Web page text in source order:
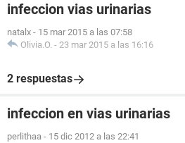
infeccion vias urinarias
natalx - 15 mar 2015 a las 07:58
Olivia.O. - 23 mar 2015 a las 16:16
2 respuestas
infeccion en vias urinarias
perlithaa - 15 dic 2012 a las 22:41